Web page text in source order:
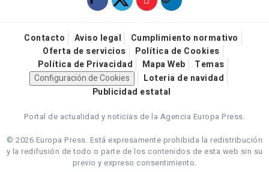
Contacto Aviso legal
Cumplimiento normativo
Oferta de servicios
Política de Cookies
Política de Privacidad
Mapa Web
Temas
Configuración de Cookies
Loteria de navidad
Publicidad estatal
Portal de actualidad y noticias de la Agencia Europa Press.
© 2026 Europa Press. Está expresamente prohibida la redistribución
y la redifusión de todo o parte de los contenidos de esta web sin su
previo y expreso consentimiento.